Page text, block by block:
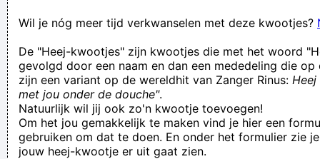
Wil je nóg meer tijd verkwanselen met deze kwootjes?
De "Heej-kwootjes" zijn kwootjes die met het woord
gevolgd door een naam en dan een mededeling die op
zijn een variant op de wereldhit van Zanger Rinus:
met jou onder de douche".
Natuurlijk wil jij ook zo'n kwootje toevoegen!
Om het jou gemakkelijk te maken vind je hier een
gebruiken om dat te doen. En onder het formulier zie
jouw heej-kwootje er uit gaat zien.